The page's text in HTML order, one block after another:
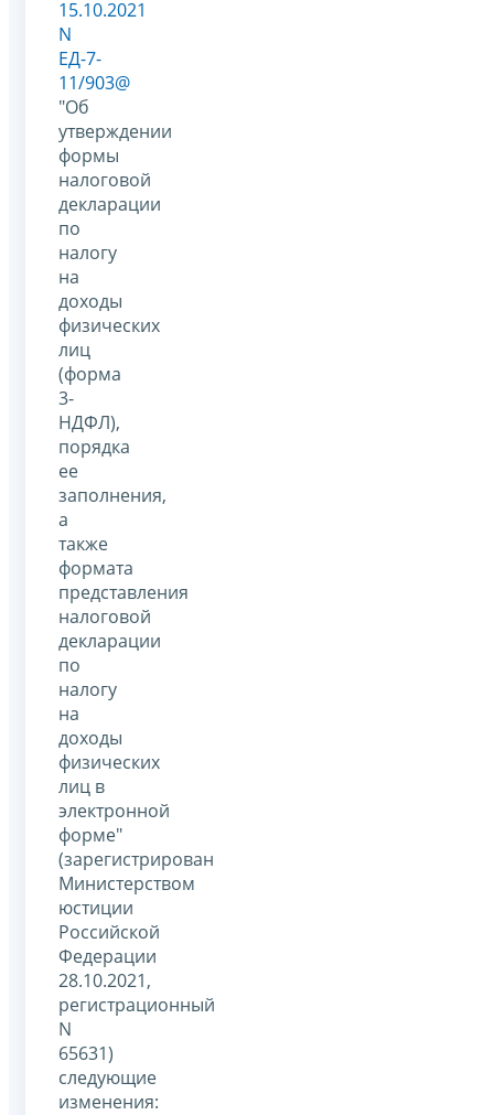
15.10.2021
N
ЕД-7-
11/903@
"Об
утверждении
формы
налоговой
декларации
по
налогу
на
доходы
физических
лиц
(форма
3-
НДФЛ),
порядка
ее
заполнения,
а
также
формата
представления
налоговой
декларации
по
налогу
на
доходы
физических
лиц в
электронной
форме"
(зарегистрирован
Министерством
юстиции
Российской
Федерации
28.10.2021,
регистрационный
N
65631)
следующие
изменения: